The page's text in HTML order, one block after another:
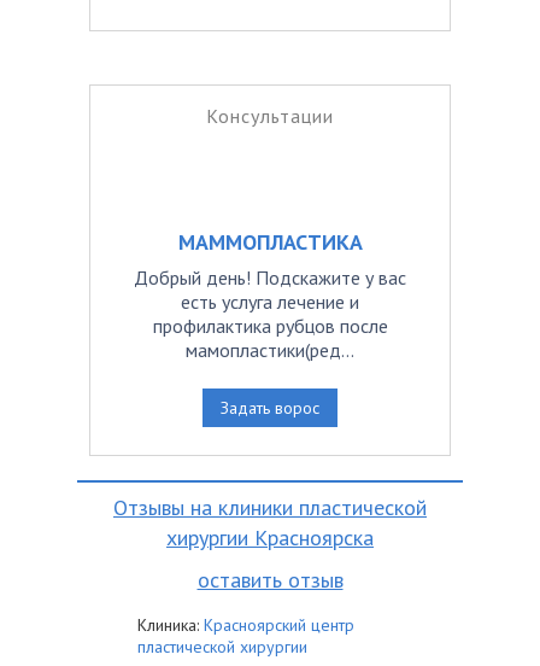
Консультации
МАММОПЛАСТИКА
Добрый день! Подскажите у вас
есть услуга лечение и
профилактика рубцов после
мамопластики(ред...
Задать ворос
Отзывы на клиники пластической
хирургии Красноярска
оставить отзыв
Клиника: Красноярский центр
пластической хирургии